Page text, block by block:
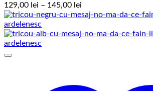
129,00 lei – 145,00 lei
de
129,00 lei